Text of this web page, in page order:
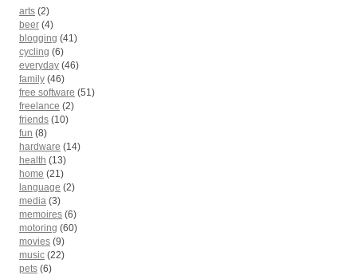
arts (2)
beer (4)
blogging (41)
cycling (6)
everyday (46)
family (46)
free software (51)
freelance (2)
friends (10)
fun (8)
hardware (14)
health (13)
home (21)
language (2)
media (3)
memoires (6)
motoring (60)
movies (9)
music (22)
pets (6)